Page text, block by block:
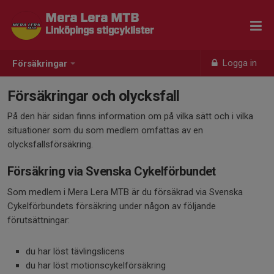
Försäkringar Logga in
Mera Lera MTB
Linköpings stigcyklister
Försäkringar och olycksfall
På den här sidan finns information om på vilka sätt och i vilka
situationer som du som medlem omfattas av en
olycksfallsförsäkring.
Försäkring via Svenska Cykelförbundet
Som medlem i Mera Lera MTB är du försäkrad via Svenska
Cykelförbundets försäkring under någon av följande
förutsättningar:
du har löst tävlingslicens
du har löst motionscykelförsäkring